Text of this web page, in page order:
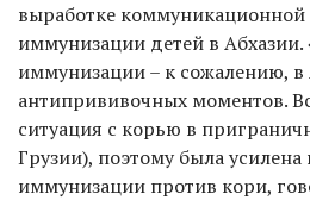
выработке коммуникационной
иммунизации детей в
иммунизации – к сожалению, в
антипрививочных моментов.
ситуация с корью в
Грузии), поэтому была
иммунизации против кори,